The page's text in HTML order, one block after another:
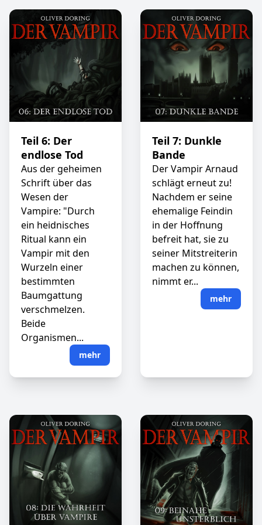
Teil 6: Der
endlose Tod
Aus der geheimen
Schrift über das
Wesen der
Vampire: "Durch
ein heidnisches
Ritual kann ein
Vampir mit den
Wurzeln einer
bestimmten
Baumgattung
verschmelzen.
Beide
Organismen...
mehr
Teil 7: Dunkle
Bande
Der Vampir Arnaud
schlägt erneut zu!
Nachdem er seine
ehemalige Feindin
in der Hoffnung
befreit hat, sie zu
seiner Mitstreiterin
machen zu können,
nimmt er...
mehr